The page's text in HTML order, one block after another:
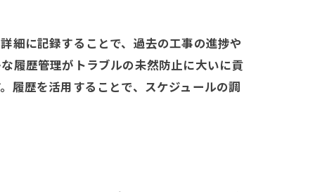
細に記録することで、過去の工事の進捗や
履歴管理がトラブルの未然防止に大いに貢
履歴を活用することで、スケジュールの調